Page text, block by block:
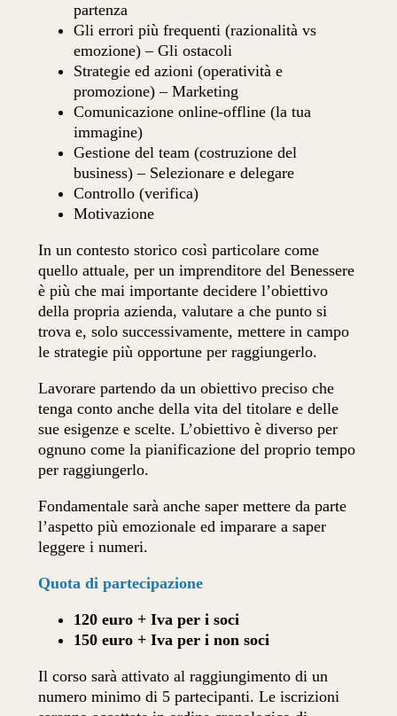
partenza
Gli errori più frequenti (razionalità vs
emozione) – Gli ostacoli
Strategie ed azioni (operatività e
promozione) – Marketing
Comunicazione online-offline (la tua
immagine)
Gestione del team (costruzione del
business) – Selezionare e delegare
Controllo (verifica)
Motivazione
In un contesto storico così particolare come
quello attuale, per un imprenditore del Benessere
è più che mai importante decidere l’obiettivo
della propria azienda, valutare a che punto si
trova e, solo successivamente, mettere in campo
le strategie più opportune per raggiungerlo.
Lavorare partendo da un obiettivo preciso che
tenga conto anche della vita del titolare e delle
sue esigenze e scelte. L’obiettivo è diverso per
ognuno come la pianificazione del proprio tempo
per raggiungerlo.
Fondamentale sarà anche saper mettere da parte
l’aspetto più emozionale ed imparare a saper
leggere i numeri.
Quota di partecipazione
120 euro + Iva per i soci
150 euro + Iva per i non soci
Il corso sarà attivato al raggiungimento di un
numero minimo di 5 partecipanti. Le iscrizioni